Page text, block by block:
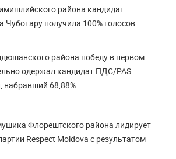
района кандидат
получила 100% голосов.
района победу в первом
одержал кандидат ПДС/PAS
набравший 68,88%.
Флорештского района лидирует
Respect Moldova с результатом